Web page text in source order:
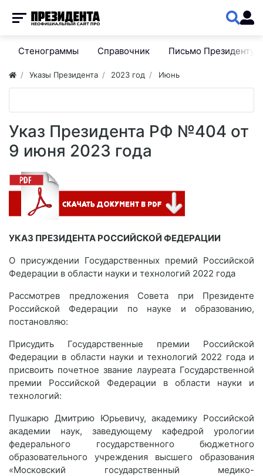
Стенограммы Справочник Письмо Президенту
Указы Президента 2023 год Июнь
Указ Президента РФ №404 от
9 июня 2023 года
УКАЗ ПРЕЗИДЕНТА РОССИЙСКОЙ ФЕДЕРАЦИИ
О присуждении Государственных премий Российской
Федерации в области науки и технологий 2022 года
Рассмотрев предложения Совета при Президенте
Российской Федерации по науке и образованию,
постановляю:
Присудить Государственные премии Российской
Федерации в области науки и технологий 2022 года и
присвоить почетное звание лауреата Государственной
премии Российской Федерации в области науки и
технологий:
Пушкарю Дмитрию Юрьевичу, академику Российской
академии наук, заведующему кафедрой урологии
федерального государственного бюджетного
образовательного учреждения высшего образования
«Московский государственный медико-